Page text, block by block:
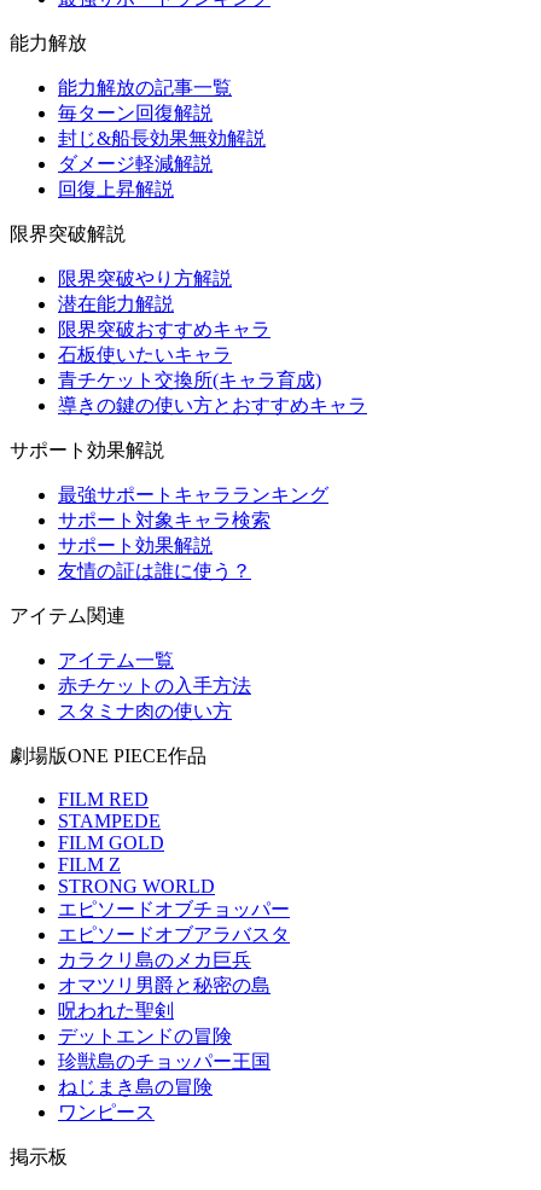
能力解放
能力解放の記事一覧
毎ターン回復解説
封じ&船長効果無効解説
ダメージ軽減解説
回復上昇解説
限界突破解説
限界突破やり方解説
潜在能力解説
限界突破おすすめキャラ
石板使いたいキャラ
青チケット交換所(キャラ育成)
導きの鍵の使い方とおすすめキャラ
サポート効果解説
最強サポートキャラランキング
サポート対象キャラ検索
サポート効果解説
友情の証は誰に使う？
アイテム関連
アイテム一覧
赤チケットの入手方法
スタミナ肉の使い方
劇場版ONE PIECE作品
FILM RED
STAMPEDE
FILM GOLD
FILM Z
STRONG WORLD
エピソードオブチョッパー
エピソードオブアラバスタ
カラクリ島のメカ巨兵
オマツリ男爵と秘密の島
呪われた聖剣
デットエンドの冒険
珍獣島のチョッパー王国
ねじまき島の冒険
ワンピース
掲示板